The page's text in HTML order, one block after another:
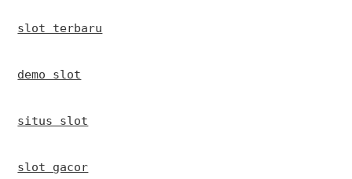
slot terbaru
demo slot
situs slot
slot gacor